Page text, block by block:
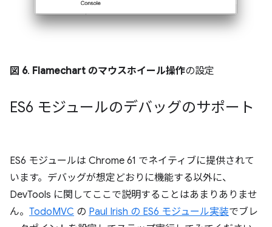
図 6. Flamechart のマウスホイール操作の設定
ES6 モジュールのデバッグのサポート
ES6 モジュールは Chrome 61 でネイティブに提供されて
います。デバッグが想定どおりに機能する以外に、
DevTools に関してここで説明することはあまりありませ
ん。 TodoMVC の Paul Irish の ES6 モジュール実装でブレ